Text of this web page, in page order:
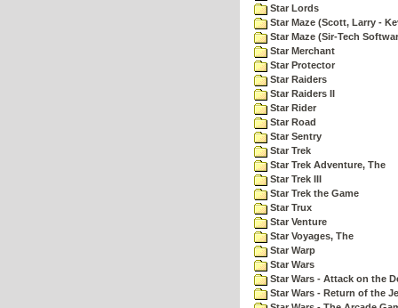
Star Lords
Star Maze (Scott, Larry -
Star Maze (Sir-Tech
Star Merchant
Star Protector
Star Raiders
Star Raiders II
Star Rider
Star Road
Star Sentry
Star Trek
Star Trek Adventure, The
Star Trek III
Star Trek the Game
Star Trux
Star Venture
Star Voyages, The
Star Warp
Star Wars
Star Wars - Attack on the
Star Wars - Return of the